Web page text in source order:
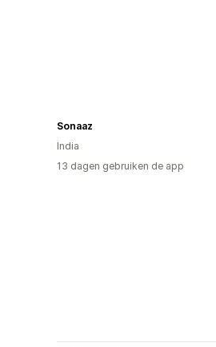
Sonaaz
India
13 dagen gebruiken de app